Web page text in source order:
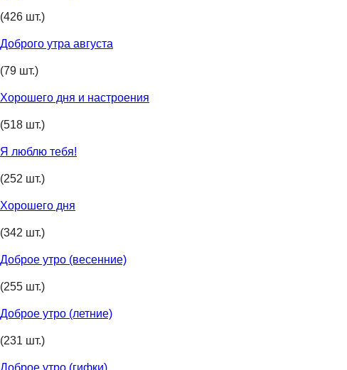
(426 шт.)
Доброго утра августа
(79 шт.)
Хорошего дня и настроения
(518 шт.)
Я люблю тебя!
(252 шт.)
Хорошего дня
(342 шт.)
Доброе утро (весенние)
(255 шт.)
Доброе утро (летние)
(231 шт.)
Доброе утро (гифки)